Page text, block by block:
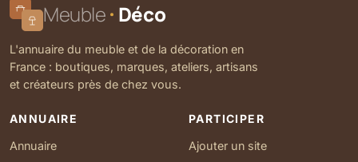
Meuble Déco
L'annuaire du meuble et de la décoration en
France : boutiques, marques, ateliers, artisans
et créateurs près de chez vous.
ANNUAIRE
Annuaire
PARTICIPER
Ajouter un site